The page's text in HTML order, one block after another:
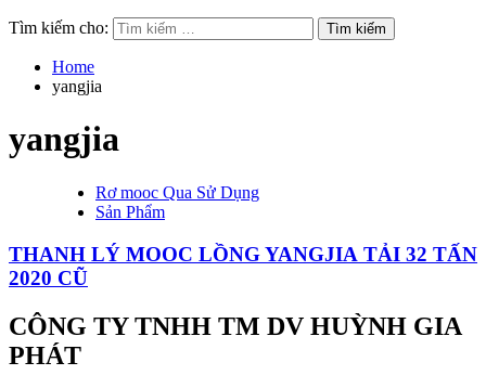
Tìm kiếm cho:
Home
yangjia
yangjia
Rơ mooc Qua Sử Dụng
Sản Phẩm
THANH LÝ MOOC LỒNG YANGJIA TẢI 32 TẤN
2020 CŨ
CÔNG TY TNHH TM DV HUỲNH GIA
PHÁT